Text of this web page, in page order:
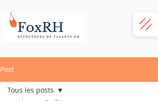
Post
Tous les posts